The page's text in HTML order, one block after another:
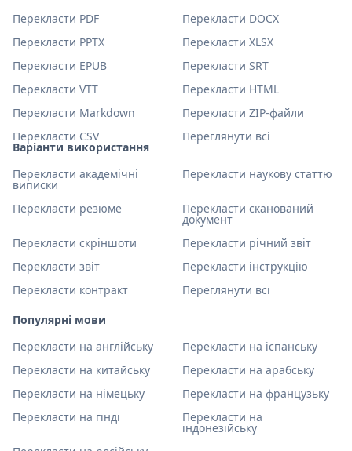
Варіанти використання
Перекласти академічні
виписки
Перекласти наукову статтю
Перекласти резюме Перекласти сканований
документ
Перекласти скріншоти
Перекласти річний звіт
Перекласти звіт
Перекласти інструкцію
Перекласти контракт
Переглянути всі
Популярні мови
Перекласти на англійську
Перекласти на іспанську
Перекласти на китайську
Перекласти на арабську
Перекласти на німецьку
Перекласти на французьку
Перекласти на гінді
Перекласти на
індонезійську
Перекласти PDF
Перекласти DOCX
Перекласти PPTX
Перекласти XLSX
Перекласти EPUB
Перекласти SRT
Перекласти VTT
Перекласти HTML
Перекласти Markdown
Перекласти ZIP-файли
Перекласти CSV
Переглянути всі